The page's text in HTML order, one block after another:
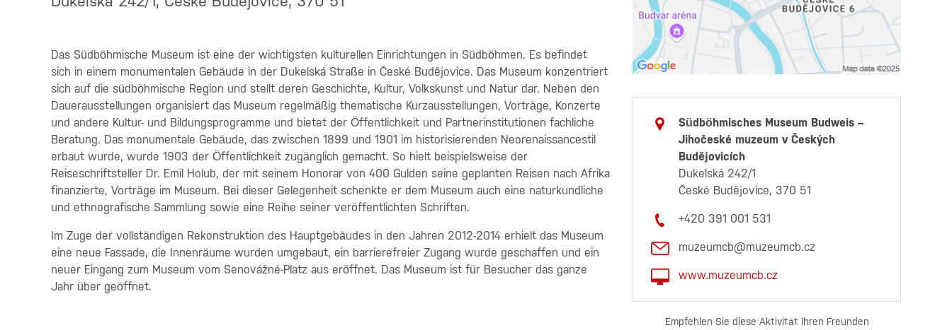
Das Südböhmische Museum ist eine der wichtigsten kulturellen Einrichtungen in Südböhmen. Es befindet
sich in einem monumentalen Gebäude in der Dukelská Straße in České Budějovice. Das Museum konzentriert
sich auf die südböhmische Region und stellt deren Geschichte, Kultur, Volkskunst und Natur dar. Neben den
Dauerausstellungen organisiert das Museum regelmäßig thematische Kurzausstellungen, Vorträge, Konzerte
und andere Kultur- und Bildungsprogramme und bietet der Öffentlichkeit und Partnerinstitutionen fachliche
Beratung. Das monumentale Gebäude, das zwischen 1899 und 1901 im historisierenden Neorenaissancestil
erbaut wurde, wurde 1903 der Öffentlichkeit zugänglich gemacht. So hielt beispielsweise der
Reiseschriftsteller Dr. Emil Holub, der mit seinem Honorar von 400 Gulden seine geplanten Reisen nach Afrika
finanzierte, Vorträge im Museum. Bei dieser Gelegenheit schenkte er dem Museum auch eine naturkundliche
und ethnografische Sammlung sowie eine Reihe seiner veröffentlichten Schriften.
Im Zuge der vollständigen Rekonstruktion des Hauptgebäudes in den Jahren 2012-2014 erhielt das Museum
eine neue Fassade, die Innenräume wurden umgebaut, ein barrierefreier Zugang wurde geschaffen und ein
neuer Eingang zum Museum vom Senovážné-Platz aus eröffnet. Das Museum ist für Besucher das ganze
Jahr über geöffnet.
Südböhmisches Museum Budweis –
Jihočeské muzeum v Českých
Budějovicích
Dukelská 242/1
České Budějovice, 370 51
+420 391 001 531
muzeumcb@muzeumcb.cz
www.muzeumcb.cz
Empfehlen Sie diese Aktivität Ihren Freunden